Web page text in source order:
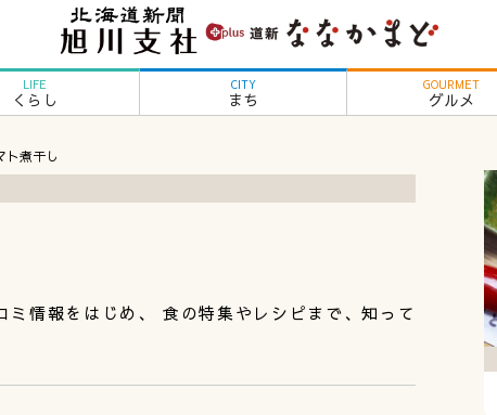
LIFE
くらし
CITY
まち
GOURMET
グルメ
煮干し
情報をはじめ、 食の特集やレシピまで、知って